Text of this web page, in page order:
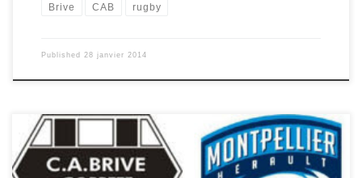
Brive CAB rugby
Published 28 janvier 2014
Samedi 4 janvier 2014, 20h35 : premier match de cette nouvelle
année pour nos Coujous. Le CAB reçoit le MHR (Montpellier Héraut